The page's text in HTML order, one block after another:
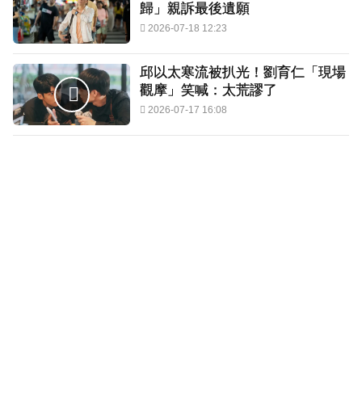
歸」親訴最後遺願
2026-07-18 12:23
邱以太寒流被扒光！劉育仁「現場
觀摩」笑喊：太荒謬了
2026-07-17 16:08